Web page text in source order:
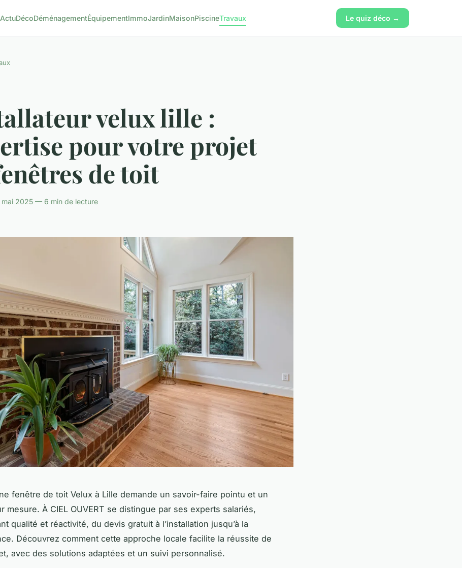
ActuDécoDéménagementÉquipementImmoJardinMaisonPiscineTravaux Le quiz déco →
velux lille :
pour votre projet
de toit
2025 — 6 min de lecture
fenêtre de toit Velux à Lille demande un savoir-faire pointu et un
mesure. À CIEL OUVERT se distingue par ses experts salariés,
qualité et réactivité, du devis gratuit à l’installation jusqu’à la
Découvrez comment cette approche locale facilite la réussite de
avec des solutions adaptées et un suivi personnalisé.